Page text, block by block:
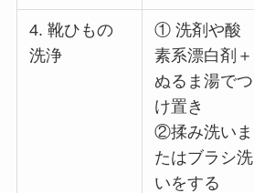
4. 靴ひもの
洗浄
① 洗剤や酸
素系漂白剤＋
ぬるま湯でつ
け置き
②揉み洗いま
たはブラシ洗
いをする